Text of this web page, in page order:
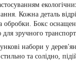
Кожна деталь
обробки. Бокс
зручного
набори у
та солідно,